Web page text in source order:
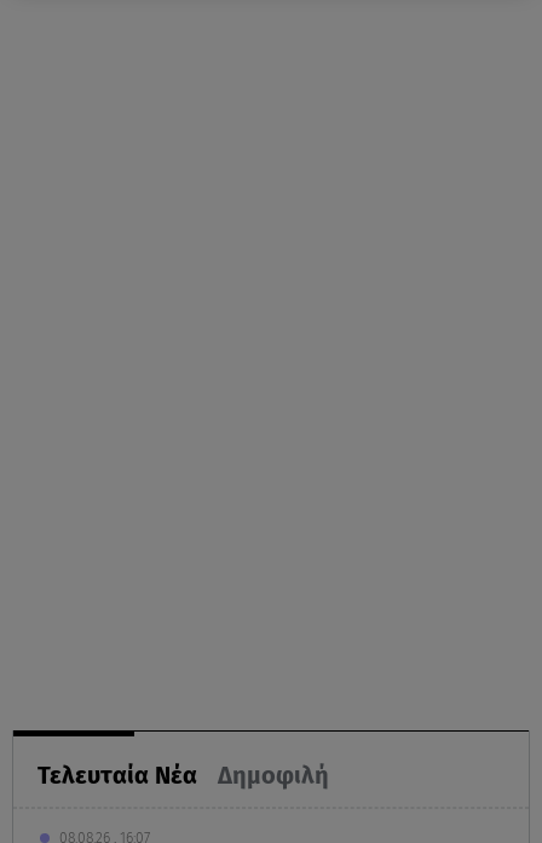
Τελευταία Νέα Δημοφιλή
08.08.26 , 16:07